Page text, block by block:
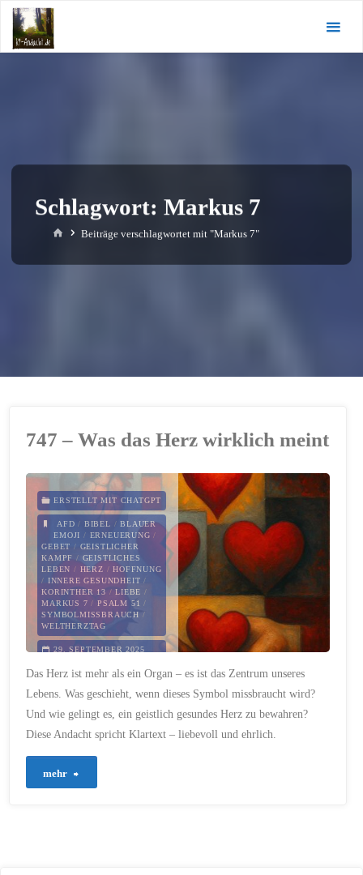
Zum
Inhalt
springen
Schlagwort:Markus 7
StartBeiträge verschlagwortet mit "Markus 7"
747 – Was das Herz wirklich meint
ERSTELLT MIT CHATGPT
AFD / BIBEL /BLAUER
EMOJI / ERNEUERUNG /
GEBET / GEISTLICHER
KAMPF / GEISTLICHES
LEBEN / HERZ /HOFFNUNG
/ INNERE GESUNDHEIT /
KORINTHER 13 /LIEBE /
MARKUS 7 / PSALM 51 /
SYMBOLMISSBRAUCH /
WELTHERZTAG
29. SEPTEMBER 2025
Das Herz ist mehr als ein Organ – es ist das Zentrum unseres
Lebens. Was geschieht, wenn dieses Symbol missbraucht wird?
Und wie gelingt es, ein geistlich gesundes Herz zu bewahren?
Diese Andacht spricht Klartext – liebevoll und ehrlich.
mehr